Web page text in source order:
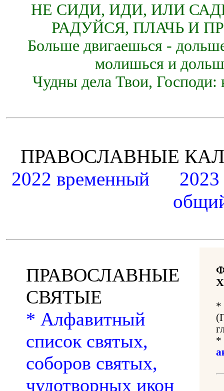
НЕ СИДИ, ИДИ, ИЛИ
РАДУЙСЯ, ПЛАЧЬ И
Больше двигаешься -
молишься и
Чудны дела Твои, Господи:
ПРАВОСЛАВНЫЕ
2022 временный
ПРАВОСЛАВНЫЕ
СВЯТЫЕ
* Алфавитный
список святых,
соборов святых,
чудотворных икон
*
*